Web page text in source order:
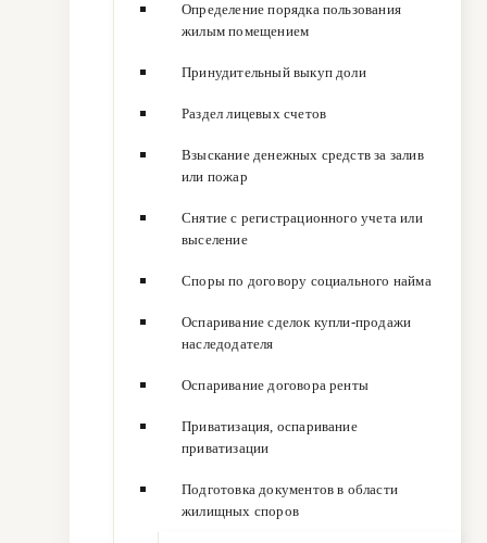
Определение порядка пользования
жилым помещением
Принудительный выкуп доли
Раздел лицевых счетов
Взыскание денежных средств за залив
или пожар
Снятие с регистрационного учета или
выселение
Споры по договору социального найма
Оспаривание сделок купли-продажи
наследодателя
Оспаривание договора ренты
Приватизация, оспаривание
приватизации
Подготовка документов в области
жилищных споров